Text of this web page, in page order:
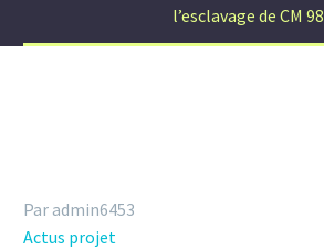
l’esclavage de CM 98
Par admin6453
Actus projet